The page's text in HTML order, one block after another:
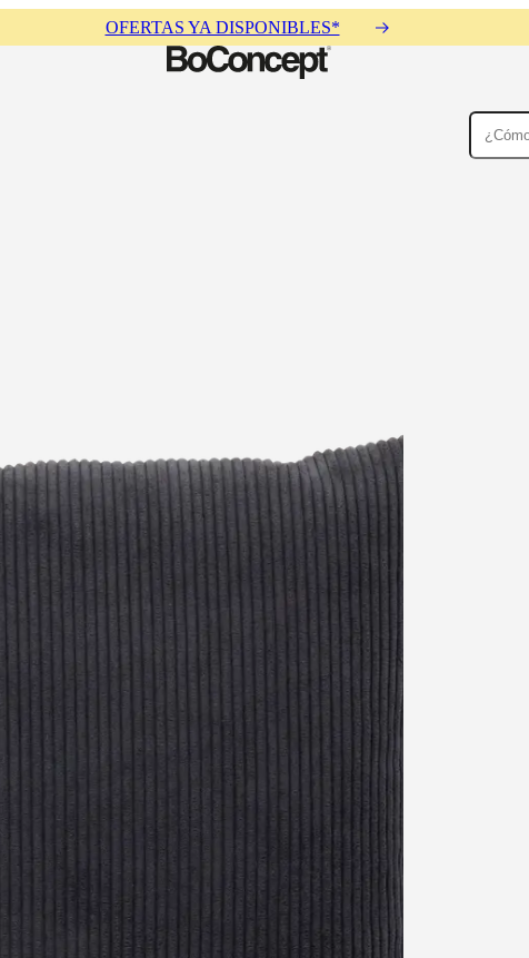
OFERTAS YA DISPONIBLES*